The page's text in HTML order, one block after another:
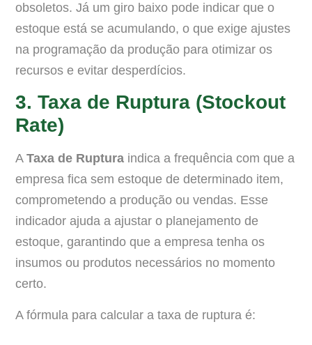
obsoletos. Já um giro baixo pode indicar que o
estoque está se acumulando, o que exige ajustes
na programação da produção para otimizar os
recursos e evitar desperdícios.
3. Taxa de Ruptura (Stockout
Rate)
A Taxa de Ruptura indica a frequência com que a
empresa fica sem estoque de determinado item,
comprometendo a produção ou vendas. Esse
indicador ajuda a ajustar o planejamento de
estoque, garantindo que a empresa tenha os
insumos ou produtos necessários no momento
certo.
A fórmula para calcular a taxa de ruptura é: